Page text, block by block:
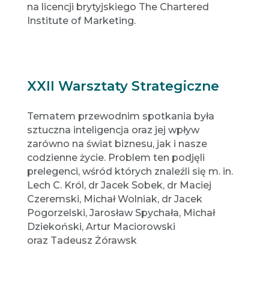
XXII Warsztaty Strategiczne
Tematem przewodnim spotkania była
sztuczna inteligencja oraz jej wpływ
zarówno na świat biznesu, jak i nasze
codzienne życie. Problem ten podjęli
prelegenci, wśród których znaleźli się m. in.
Lech C. Król, dr Jacek Sobek, dr Maciej
Czeremski, Michał Wolniak, dr Jacek
Pogorzelski, Jarosław Spychała, Michał
Dziekoński, Artur Maciorowski
oraz Tadeusz Żórawsk
na licencji brytyjskiego The Chartered
Institute of Marketing.